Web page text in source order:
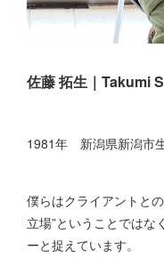
佐藤 拓生｜Takumi
1981年 新潟県新潟市
僕らはクライアントと
立場”ということではな
ーと捉えています。